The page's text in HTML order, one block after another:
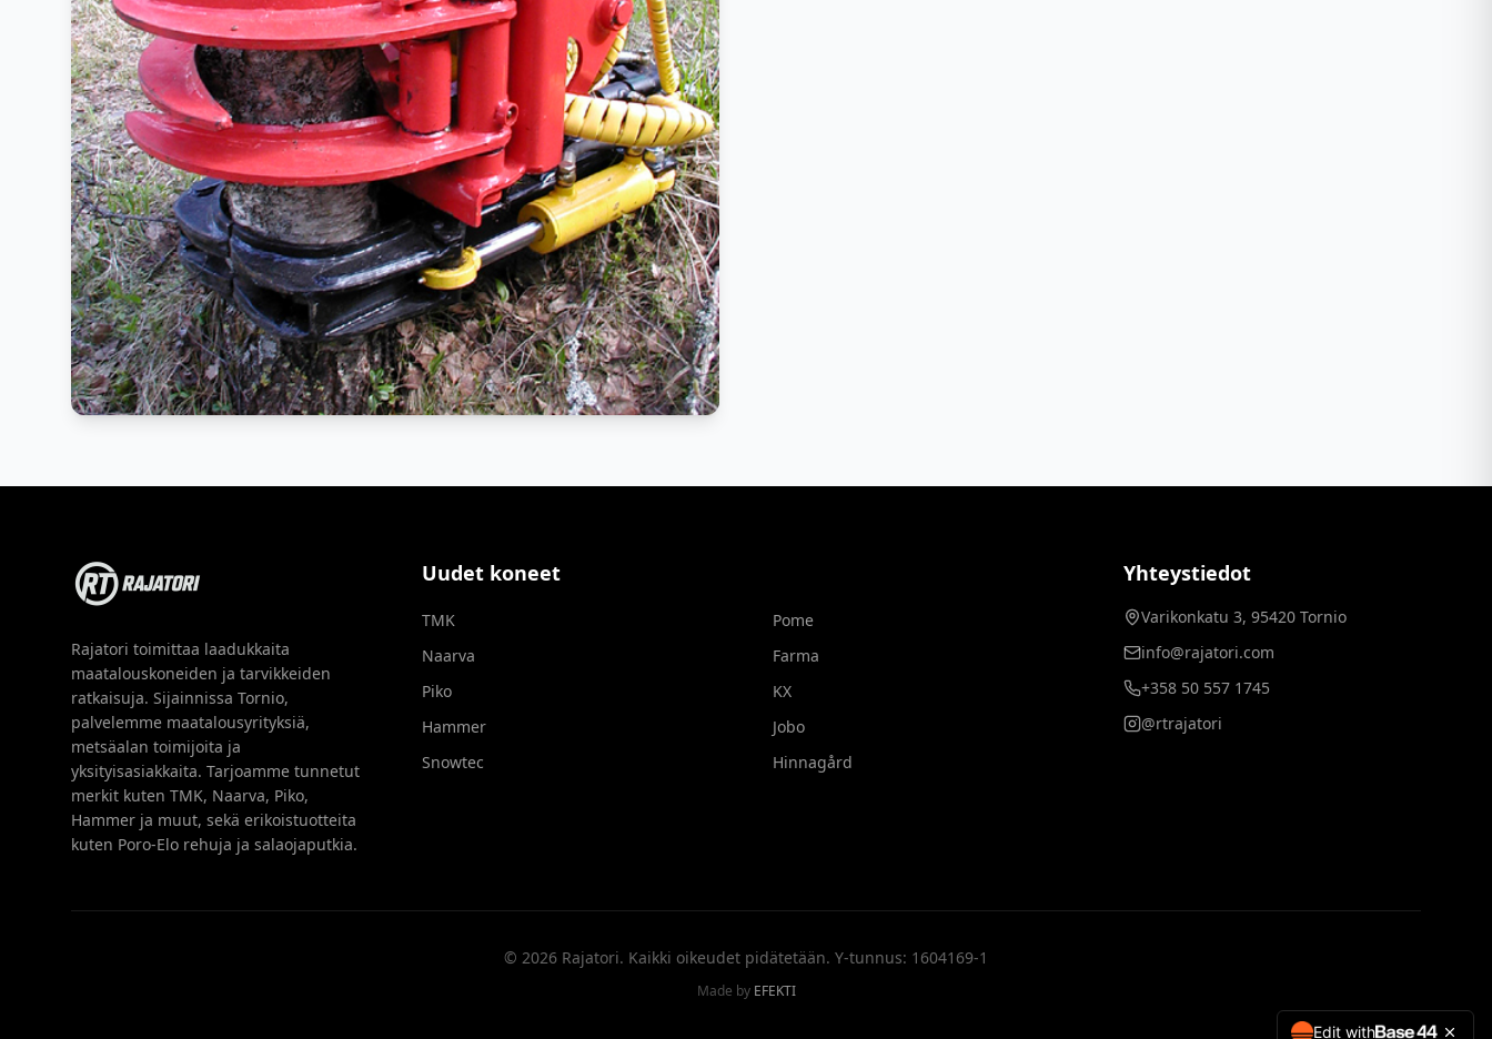
Rajatori toimittaa laadukkaita
maatalouskoneiden ja tarvikkeiden
ratkaisuja. Sijainnissa Tornio,
palvelemme maatalousyrityksiä,
metsäalan toimijoita ja
yksityisasiakkaita. Tarjoamme tunnetut
merkit kuten TMK, Naarva, Piko,
Hammer ja muut, sekä erikoistuotteita
kuten Poro-Elo rehuja ja salaojaputkia.
Uudet koneet
TMK
Naarva
Piko
Hammer
Snowtec
Pome
Farma
KX
Jobo
Hinnagård
Yhteystiedot
Varikonkatu 3, 95420 Tornio
info@rajatori.com
+358 50 557 1745
@rtrajatori
© 2026 Rajatori. Kaikki oikeudet pidätetään. Y-tunnus: 1604169-1
Made by EFEKTI
Edit with